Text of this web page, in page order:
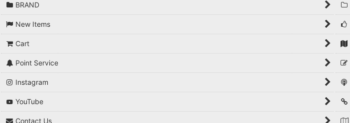
BRAND
New Items
Cart
Point Service
Instagram
YouTube
Contact Us